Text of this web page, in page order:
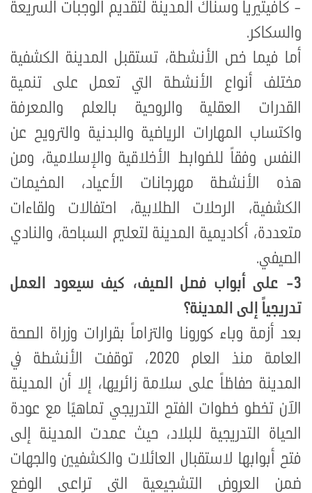
- كافيتيريا وسناك المدينة لتقديم الوجبات السريعة
والسكاكر.
أما فيما خص الأنشطة، تستقبل المدينة الكشفية
مختلف أنواع الأنشطة التي تعمل على تنمية
القدرات العقلية والروحية بالعلم والمعرفة
واكتساب المهارات الرياضية والبدنية والترويح عن
النفس وفقاً للضوابط الأخلاقية والإسلامية، ومن
هذه الأنشطة مهرجانات الأعياد، المخيمات
الكشفية، الرحلات الطلابية، احتفالات ولقاءات
متعددة، أكاديمية المدينة لتعليم السباحة، والنادي
الصيفي.
3-
على أبواب فصل الصيف، كيف سيعود العمل
تدريجياً إلى المدينة؟
بعد أزمة وباء كورونا والتزاماً بقرارات وزراة الصحة
العامة منذ العام 2020، توقفت الأنشطة في
المدينة حفاظاً على سلامة زائريها، إلا أن المدينة
الآن تخطو خطوات الفتح التدريجي تماهيًا مع عودة
الحياة التدريجية للبلاد، حيث عمدت المدينة إلى
فتح أبوابها لاستقبال العائلات والكشفيين والجهات
ضمن العروض التشجيعية التي تراعي الوضع